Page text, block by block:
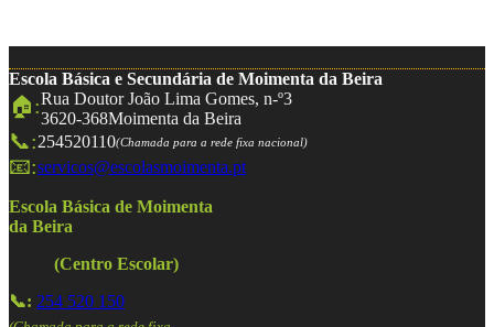
Escola Básica e Secundária de Moimenta da Beira
🏠:Rua Doutor João Lima Gomes, n-º3
3620-368Moimenta da Beira
📞:254520110(Chamada para a rede fixa nacional)
📧:servicos@escolasmoimenta.pt
Escola Básica de Moimenta
da Beira
(Centro Escolar)
📞: 254 520 150